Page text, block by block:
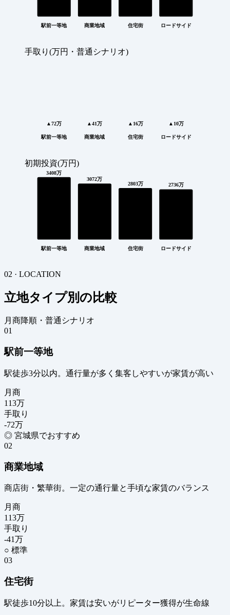
駅前一等地 商業地域 住宅街 ロードサイド
手取り(万円・普通シナリオ)
▲72万
駅前一等地
▲41万
商業地域
▲16万
住宅街
▲10万
ロードサイド
初期投資(万円)
3408万
駅前一等地
3072万
商業地域
2803万
住宅街
2736万
ロードサイド
02 · LOCATION
立地タイプ別の比較
月商降順・普通シナリオ
01
駅前一等地
駅徒歩3分以内。通行量が多く集客しやすいが家賃が高い
月商
113万
手取り
-72万
◎ 宮城県でおすすめ
02
商業地域
商店街・繁華街。一定の通行量と手頃な家賃のバランス
月商
113万
手取り
-41万
○ 標準
03
住宅街
駅徒歩10分以上。家賃は安いがリピーター獲得が生命線